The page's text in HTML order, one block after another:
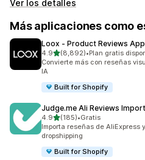
Ver los detalles
Más aplicaciones como
Loox ‑ Product Reviews App
4.9de 5 estrellas
(8,892)
8892 reseñas en total
•Plan gratis
Convierte más con reseñas
IA
Built for Shopify
Judge.me Ali Reviews
4.9de 5 estrellas
(185)
185 reseñas en total
•Gratis
Importa reseñas de
dropshipping
Built for Shopify